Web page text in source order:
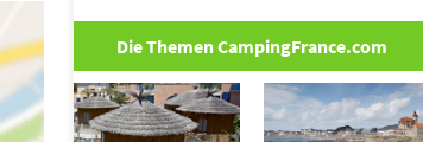
Die Themen CampingFrance.com